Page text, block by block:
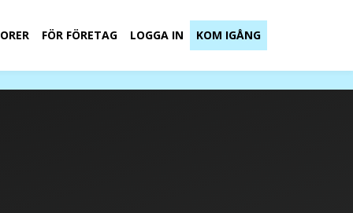
FÖR FÖRETAG LOGGA IN KOM IGÅNG